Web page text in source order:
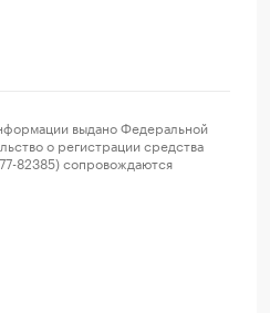
выдано Федеральной
о регистрации средства
82385) сопровождаются